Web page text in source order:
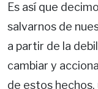
Es así que
salvarnos de
a partir de la
cambiar y
de estos